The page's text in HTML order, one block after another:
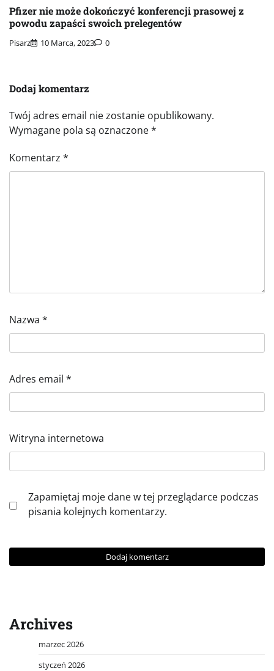
Pfizer nie może dokończyć konferencji prasowej z
powodu zapaści swoich prelegentów
Pisarz 10 Marca, 2023 0
Dodaj komentarz
Twój adres email nie zostanie opublikowany.
Wymagane pola są oznaczone*
Komentarz *
Nazwa *
Adres email *
Witryna internetowa
Zapamiętaj moje dane w tej przeglądarce podczas
pisania kolejnych komentarzy.
Archives
marzec 2026
styczeń 2026